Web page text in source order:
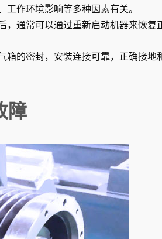
作环境影响等多种因素有关。
，通常可以通过重新启动机器来恢复
箱的密封，安装连接可靠，正确接地
障